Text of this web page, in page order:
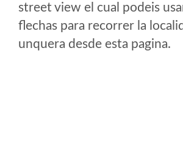
street view el cual podeis
flechas para recorrer la
unquera desde esta pagina.